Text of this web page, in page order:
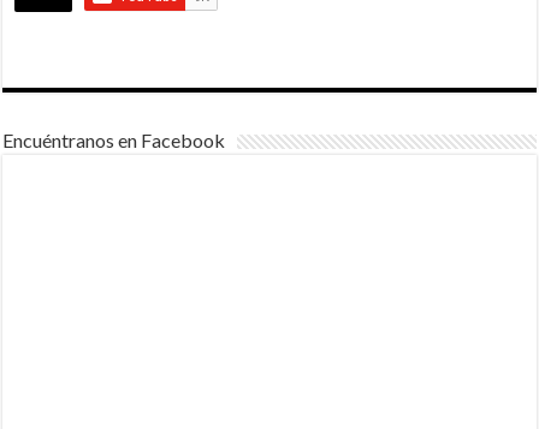
Encuéntranos en Facebook